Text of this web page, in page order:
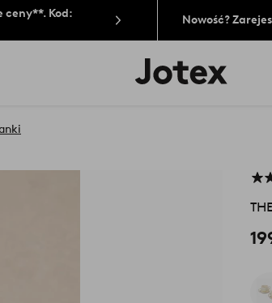
ceny**. Kod:
Nowość?
Logo
Jotex